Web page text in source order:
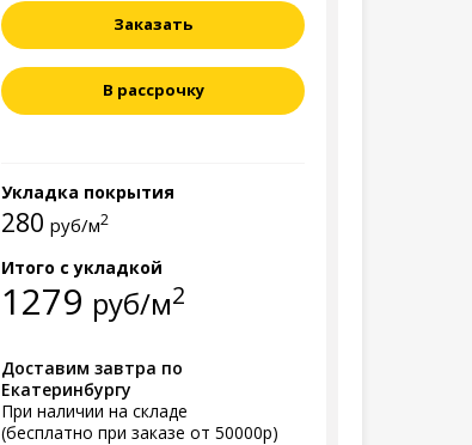
Заказать
В рассрочку
Укладка покрытия
280 руб/м2
Итого с укладкой
1279 руб/м2
Доставим завтра по
Екатеринбургу
При наличии на складе
(бесплатно при заказе от 50000р)